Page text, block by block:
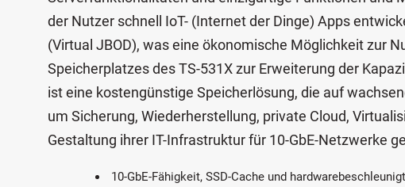
der Nutzer schnell IoT- (Internet der Dinge) Apps
(Virtual JBOD), was eine ökonomische Möglichkeit zur
Speicherplatzes des TS-531X zur Erweiterung der
ist eine kostengünstige Speicherlösung, die auf
um Sicherung, Wiederherstellung, private Cloud,
Gestaltung ihrer IT-Infrastruktur für 10-GbE-Netzwerke
10-GbE-Fähigkeit, SSD-Cache und